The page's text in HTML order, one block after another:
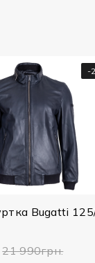
-
Bugatti
21 990грн.